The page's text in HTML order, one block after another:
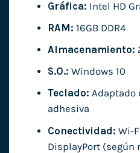
Gráfica: Intel HD
RAM: 16GB DDR4
Almacenamiento:
S.O.: Windows 10
Teclado: Adaptado
adhesiva
Conectividad: Wi-
DisplayPort (según